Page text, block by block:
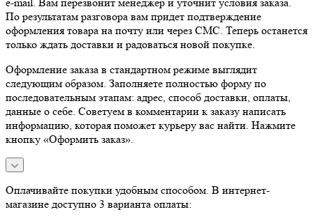
По результатам разговора вам придет подтверждение
оформления товара на почту или через СМС. Теперь останется
только ждать доставки и радоваться новой покупке.
Оформление заказа в стандартном режиме выглядит
следующим образом. Заполняете полностью форму по
последовательным этапам: адрес, способ доставки, оплаты,
данные о себе. Советуем в комментарии к заказу написать
информацию, которая поможет курьеру вас найти. Нажмите
кнопку «Оформить заказ».
Оплачивайте покупки удобным способом. В интернет-
магазине доступно 3 варианта оплаты: